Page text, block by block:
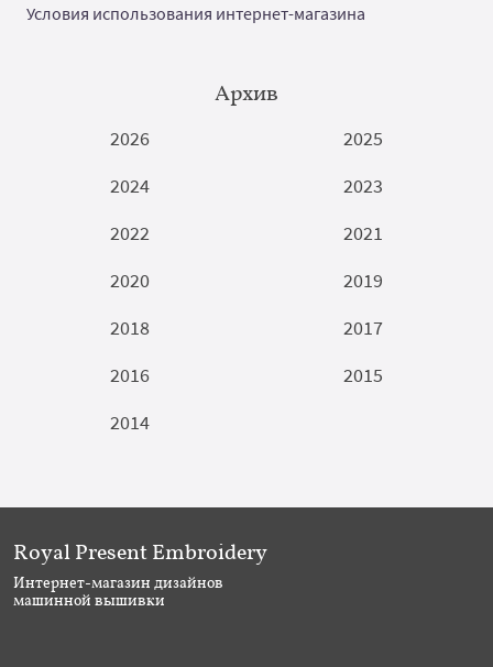
Условия использования интернет-магазина
Архив
2026
2025
2024
2023
2022
2021
2020
2019
2018
2017
2016
2015
2014
Royal Present Embroidery
Интернет-магазин дизайнов
машинной вышивки